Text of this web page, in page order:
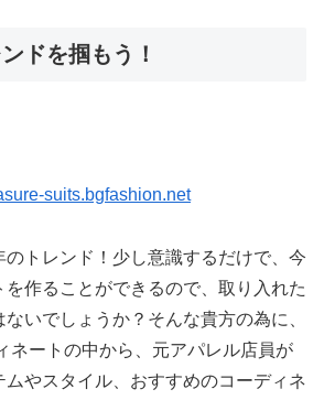
ドを掴もう！
suits.bgfashion.net
トレンド！少し意識するだけで、今
作ることができるので、取り入れた
いでしょうか？そんな貴方の為に、
ネートの中から、元アパレル店員が
ムやスタイル、おすすめのコーディネ